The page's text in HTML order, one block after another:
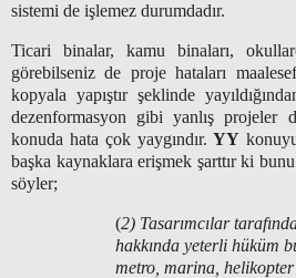
sistemi de işlemez durumdadır.
Ticari binalar, kamu binaları,
görebilseniz de proje hataları
kopyala yapıştır şeklinde
dezenformasyon gibi yanlış projeler
konuda hata çok yaygındır.YY
başka kaynaklara erişmek şarttır ki
söyler;
(2) Tasarımcılar
hakkında yeterli hüküm
metro, marina, helikopter